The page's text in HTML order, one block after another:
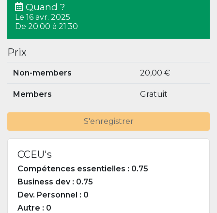
Quand ?
Le 16 avr. 2025
De 20:00 à 21:30
Prix
Non-members 20,00 €
Members Gratuit
S'enregistrer
CCEU's
Compétences essentielles : 0.75
Business dev : 0.75
Dev. Personnel : 0
Autre : 0